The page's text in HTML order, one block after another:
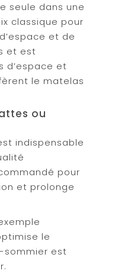
seule dans une
classique pour
et de
et est
d’espace et
le matelas
ou
indispensable
pour
et prolonge
le
sommier est